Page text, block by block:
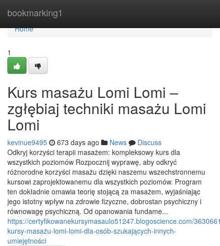
bookmarking1
Home
Home
1
Kurs masażu Lomi Lomi –
zgłębiaj techniki masażu Lomi
Lomi
kevinue9495 673 days ago News
Discuss
Odkryj korzyści terapii masażem: kompleksowy kurs dla
wszystkich poziomów Rozpocznij wyprawę, aby odkryć
różnorodne korzyści masażu dzięki naszemu wszechstronnemu
kursowi zaprojektowanemu dla wszystkich poziomów. Program
ten dokładnie omawia teorię stojącą za masażem, wyjaśniając
jego istotny wpływ na zdrowie fizyczne, dobrostan psychiczny i
równowagę psychiczną. Od opanowania fundame...
https://certyfikowanekursymasaulo51247.blogoscience.com/
kursy-masażu-lomi-lomi-dla-osób-szukających-innych-
umiejętności